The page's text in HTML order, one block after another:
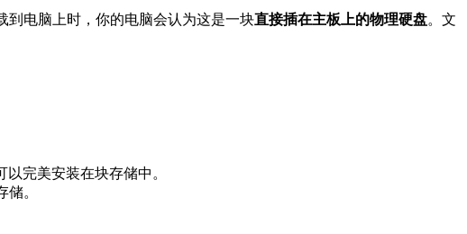
到电脑上时，你的电脑会认为这是一块直接插在主板上的物理硬盘。文
完美安装在块存储中。
。